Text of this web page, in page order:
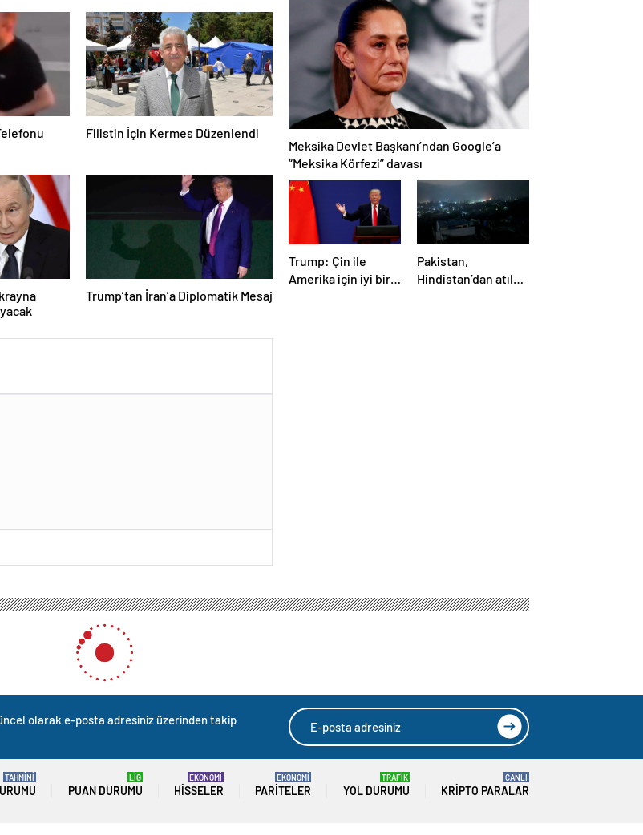
Filistin İçin Kermes Düzenlendi
Trump’tan İran’a Diplomatik Mesaj
görüşme talebine
ilişkin açıklama
iddiasını yalanladı
Meksika Devlet Başkanı’ndan Google’a
“Meksika Körfezi” davası
Trump: Çin ile
Amerika için iyi bir
Pakistan,
Hindistan’dan atılan
olarak e-posta adresiniz üzerinden takip
TAHMİNİ
PUAN DURUMU
LİG
HISSELER
EKONOMİ
PARITELER
EKONOMİ
YOL DURUMU
TRAFİK
KRIPTO PARALAR
CANLI